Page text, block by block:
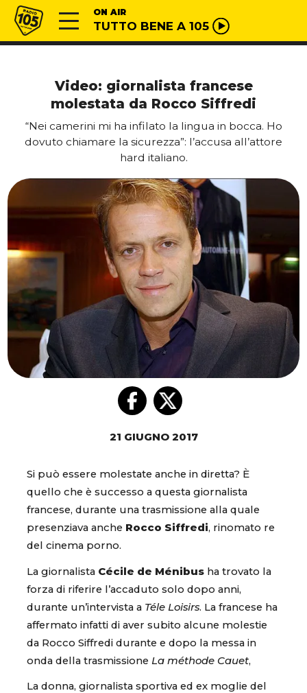
Vai al contenuto
Radio 105 ON AIR
TUTTO BENE A 105
Video: giornalista francese
molestata da Rocco Siffredi
“Nei camerini mi ha infilato la lingua in bocca. Ho
dovuto chiamare la sicurezza”: l’accusa all’attore
hard italiano.
21 GIUGNO 2017
Si può essere molestate anche in diretta? È
quello che è successo a questa giornalista
francese, durante una trasmissione alla quale
presenziava anche Rocco Siffredi, rinomato re
del cinema porno.
La giornalista Cécile de Ménibus ha trovato la
forza di riferire l’accaduto solo dopo anni,
durante un’intervista a Téle Loisirs. La francese ha
affermato infatti di aver subito alcune molestie
da Rocco Siffredi durante e dopo la messa in
onda della trasmissione La méthode Cauet,
La donna, giornalista sportiva ed ex moglie del